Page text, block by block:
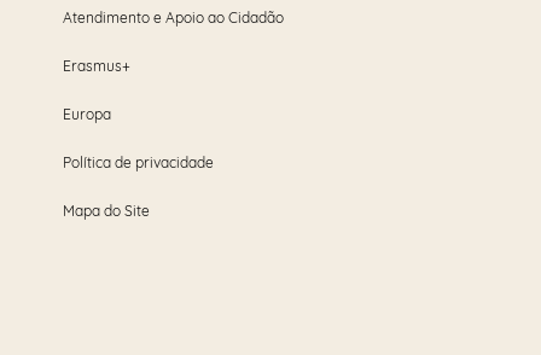
Atendimento e Apoio ao Cidadão
Erasmus+
Europa
Política de privacidade
Mapa do Site